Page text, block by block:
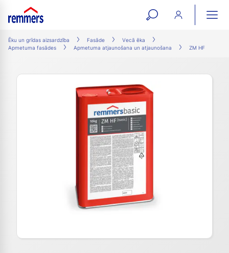
open
search
form
Ēku un grīdas aizsardzība Fasāde
Vecā ēka
Apmetuma fasādes
Apmetuma atjaunošana un atjaunošana ZM HF